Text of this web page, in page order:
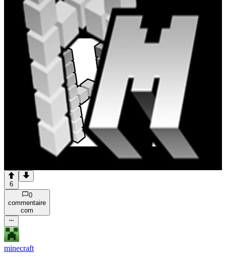
6
0
commentaire
com
minecraft